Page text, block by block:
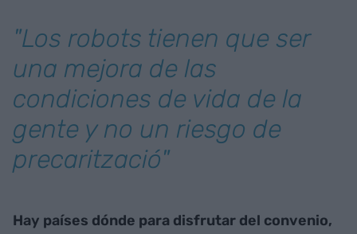
"Los robots tienen que ser
una mejora de las
condiciones de vida de la
gente y no un riesgo de
precarització"
Hay países dónde para disfrutar del convenio,